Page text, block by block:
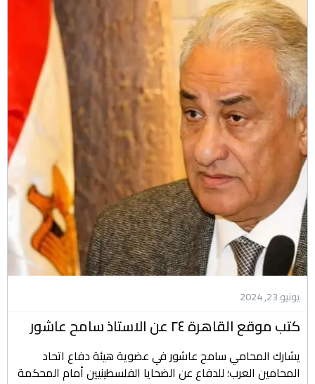
يونيو 23, 2024
كتب موقع القاهرة ٢٤ عن الاستاذ سامح عاشور
يشارك المحامي سامح عاشور في عضوية هيئة دفاع اتحاد
المحامين العرب؛ للدفاع عن الضحايا الفلسطينيين أمام المحكمة